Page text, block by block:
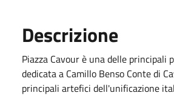
Descrizione
Piazza Cavour è una delle principali
dedicata a Camillo Benso Conte di
principali artefici dell'unificazione